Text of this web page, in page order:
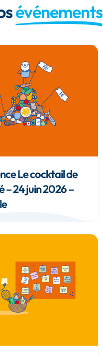
événements
Le cocktail de
– 24 juin 2026 –